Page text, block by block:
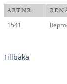
ARTNR:
1541
Tillbaka